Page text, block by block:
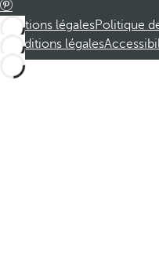
Mentions légalesPolitique
Conditions légales